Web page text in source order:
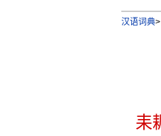
汉语词典>
耒